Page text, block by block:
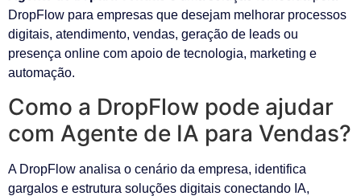
DropFlow para empresas que desejam melhorar processos
digitais, atendimento, vendas, geração de leads ou
presença online com apoio de tecnologia, marketing e
automação.
Como a DropFlow pode ajudar
com Agente de IA para Vendas?
A DropFlow analisa o cenário da empresa, identifica
gargalos e estrutura soluções digitais conectando IA,